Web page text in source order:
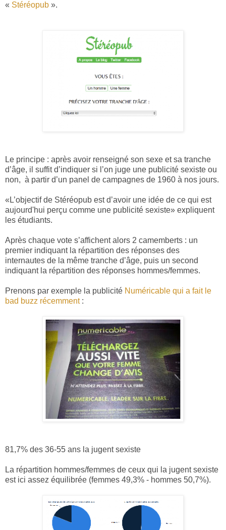
« Stéréopub ».
Le principe : après avoir renseigné son sexe et sa tranche
d’âge, il suffit d’indiquer si l’on juge une publicité sexiste ou
non, à partir d’un panel de campagnes de 1960 à nos jours.
«L’objectif de Stéréopub est d’avoir une idée de ce qui est
aujourd'hui perçu comme une publicité sexiste» expliquent
les étudiants.
Après chaque vote s’affichent alors 2 camemberts : un
premier indiquant la répartition des réponses des
internautes de la même tranche d’âge, puis un second
indiquant la répartition des réponses hommes/femmes.
Prenons par exemple la publicité Numéricable qui a fait le
bad buzz récemment:
81,7% des 36-55 ans la jugent sexiste
La répartition hommes/femmes de ceux qui la jugent sexiste
est ici assez équilibrée (femmes 49,3% - hommes 50,7%).